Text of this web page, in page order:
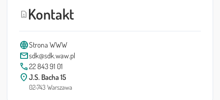
contact_page Kontakt
languageStrona WWW
mailsdk@sdk.waw.pl
call22 843 91 01
location_on J.S. Bacha 15
02-743 Warszawa